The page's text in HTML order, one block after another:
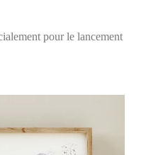
pour le lancement